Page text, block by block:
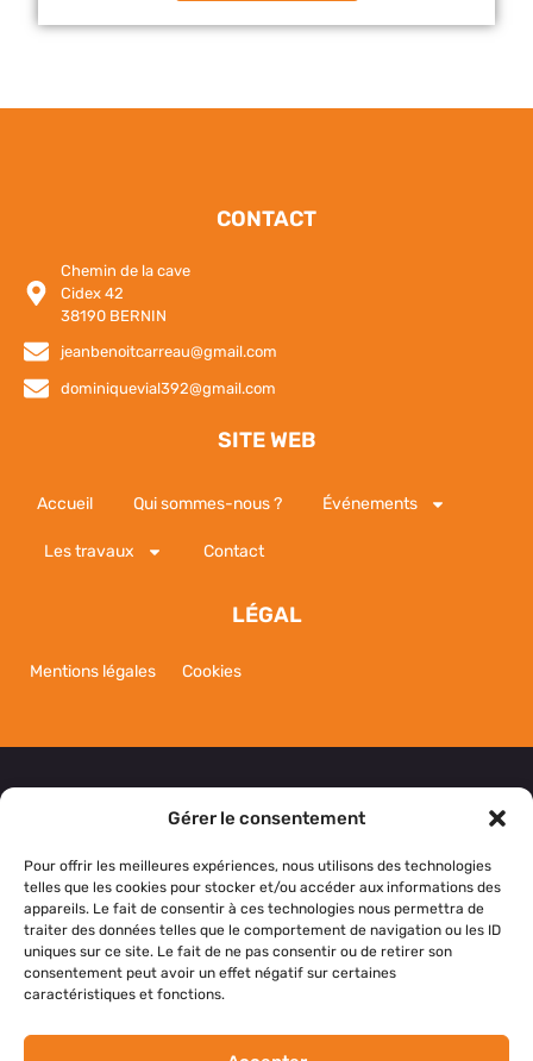
Gérer le consentement
Pour offrir les meilleures expériences, nous utilisons des technologies
telles que les cookies pour stocker et/ou accéder aux informations des
appareils. Le fait de consentir à ces technologies nous permettra de
traiter des données telles que le comportement de navigation ou les ID
uniques sur ce site. Le fait de ne pas consentir ou de retirer son
consentement peut avoir un effet négatif sur certaines
caractéristiques et fonctions.
CONTACT
Chemin de la cave
Cidex 42
38190 BERNIN
jeanbenoitcarreau@gmail.com
dominiquevial392@gmail.com
SITE WEB
Accueil Qui sommes-nous ? Événements
Les travaux Contact
LÉGAL
Mentions légales Cookies
NOUS CONTACTER
Si vous avez des questions, des suggestions ou si
vous souhaitez simplement nous dire bonjour,
n’hésitez pas à nous contacter.